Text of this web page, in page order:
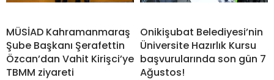
MÜSİAD Kahramanmaraş
Şube Başkanı Şerafettin
Özcan’dan Vahit Kirişci’ye
TBMM ziyareti
Onikişubat Belediyesi’nin
Üniversite Hazırlık Kursu
başvurularında son gün 7
Ağustos!